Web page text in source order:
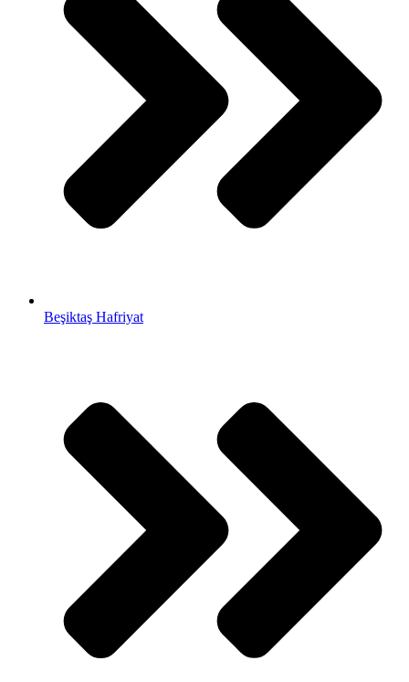
Beşiktaş Hafriyat